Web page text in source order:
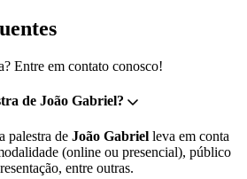
Entre em contato conosco!
de João Gabriel?
palestra de João Gabriel leva em conta
(online ou presencial), público
entre outras.